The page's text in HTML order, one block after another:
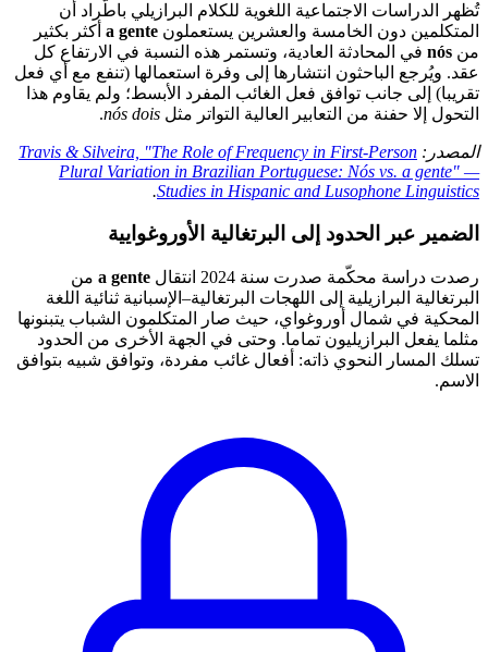
تُظهر الدراسات الاجتماعية اللغوية للكلام البرازيلي باطّراد أن
المتكلمين دون الخامسة والعشرين يستعملون a gente أكثر بكثير
من nós في المحادثة العادية، وتستمر هذه النسبة في الارتفاع كل
عقد. ويُرجع الباحثون انتشارها إلى وفرة استعمالها (تنفع مع أي فعل
تقريبا) إلى جانب توافق فعل الغائب المفرد الأبسط؛ ولم يقاوم هذا
التحول إلا حفنة من التعابير العالية التواتر مثل nós dois
.
المصدر: Travis & Silveira, "The Role of Frequency in First-Person
Plural Variation in Brazilian Portuguese: Nós vs. a gente" —
Studies in Hispanic and Lusophone Linguistics
.
الضمير عبر الحدود إلى البرتغالية الأوروغوايية
رصدت دراسة محكّمة صدرت سنة 2024 انتقال a gente من
البرتغالية البرازيلية إلى اللهجات البرتغالية–الإسبانية ثنائية اللغة
المحكية في شمال أوروغواي، حيث صار المتكلمون الشباب يتبنونها
مثلما يفعل البرازيليون تماما. وحتى في الجهة الأخرى من الحدود
تسلك المسار النحوي ذاته: أفعال غائب مفردة، وتوافق شبيه بتوافق
الاسم.